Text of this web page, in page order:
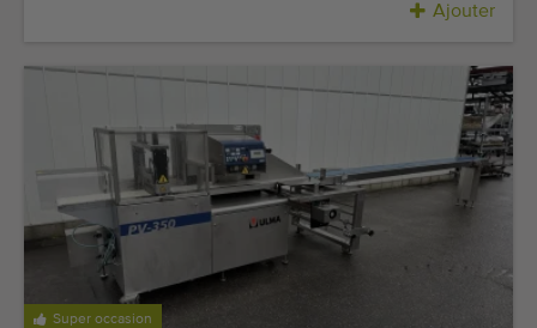
Ajouter
Super occasion